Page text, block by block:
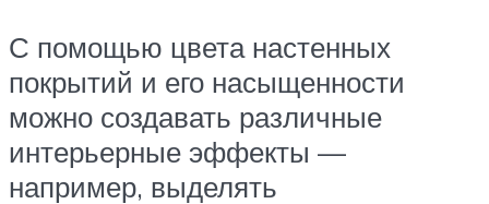
С помощью цвета настенных
покрытий и его насыщенности
можно создавать различные
интерьерные эффекты —
например, выделять